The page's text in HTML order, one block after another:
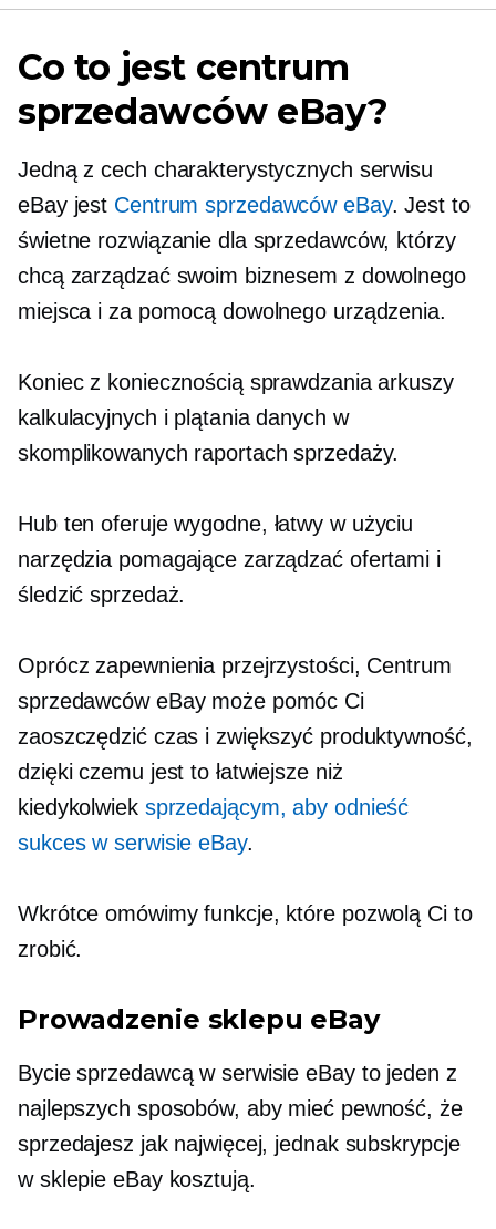
Co to jest centrum
sprzedawców eBay?
Jedną z cech charakterystycznych serwisu
eBay jest Centrum sprzedawców eBay. Jest to
świetne rozwiązanie dla sprzedawców, którzy
chcą zarządzać swoim biznesem z dowolnego
miejsca i za pomocą dowolnego urządzenia.
Koniec z koniecznością sprawdzania arkuszy
kalkulacyjnych i plątania danych w
skomplikowanych raportach sprzedaży.
Hub ten oferuje wygodne, łatwy w użyciu
narzędzia pomagające zarządzać ofertami i
śledzić sprzedaż.
Oprócz zapewnienia przejrzystości, Centrum
sprzedawców eBay może pomóc Ci
zaoszczędzić czas i zwiększyć produktywność,
dzięki czemu jest to łatwiejsze niż
kiedykolwiek sprzedającym, aby odnieść
sukces w serwisie eBay.
Wkrótce omówimy funkcje, które pozwolą Ci to
zrobić.
Prowadzenie sklepu eBay
Bycie sprzedawcą w serwisie eBay to jeden z
najlepszych sposobów, aby mieć pewność, że
sprzedajesz jak najwięcej, jednak subskrypcje
w sklepie eBay kosztują.